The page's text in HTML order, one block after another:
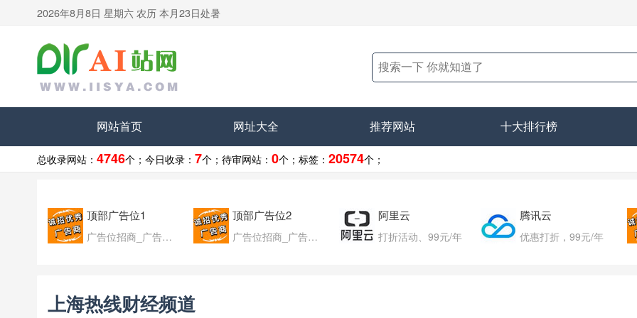
2026年8月8日 星期六 农历 本月23日处暑
网站首页 网址大全 推荐网站 十大排行榜
总收录网站： 4746个； 今日收录： 7个； 待审网站： 0个； 标签： 20574个；
顶部广告位1
广告位招商_广告位待售
顶部广告位2
广告位招商_广告位待售
阿里云
打折活动、99元/年
腾讯云
优惠打折，99元/年
上海热线财经频道